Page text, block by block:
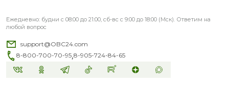
Ежедневно: будни с 08:00 до 21:00, сб-вс с 9:00 до 18:00 (Мск). Ответим на
любой вопрос
support@OBC24.com
8-800-700-70-95,8-905-724-84-65